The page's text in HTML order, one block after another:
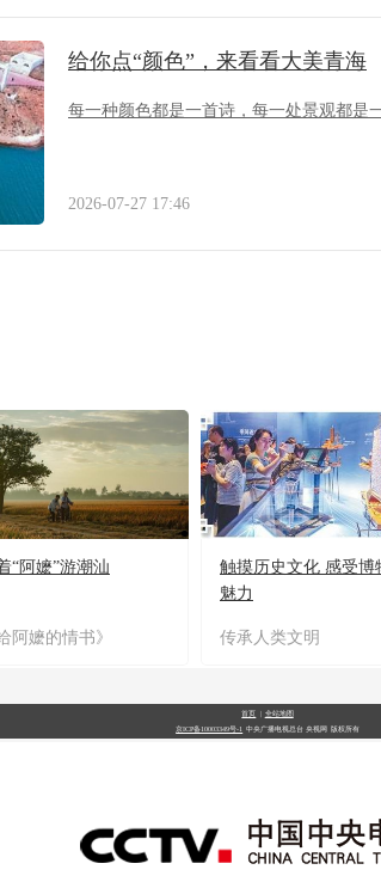
给你点“颜色”，来看看大美青海
每一种颜色都是一首诗，每一处景观都是
2026-07-27 17:46
“阿嬷”游潮汕
阿嬷的情书》
触摸历史文化 感受博
魅力
传承人类文明
首页 全站地图
京ICP备10003349号-1 中央广播电视总台 央视网 版权所有